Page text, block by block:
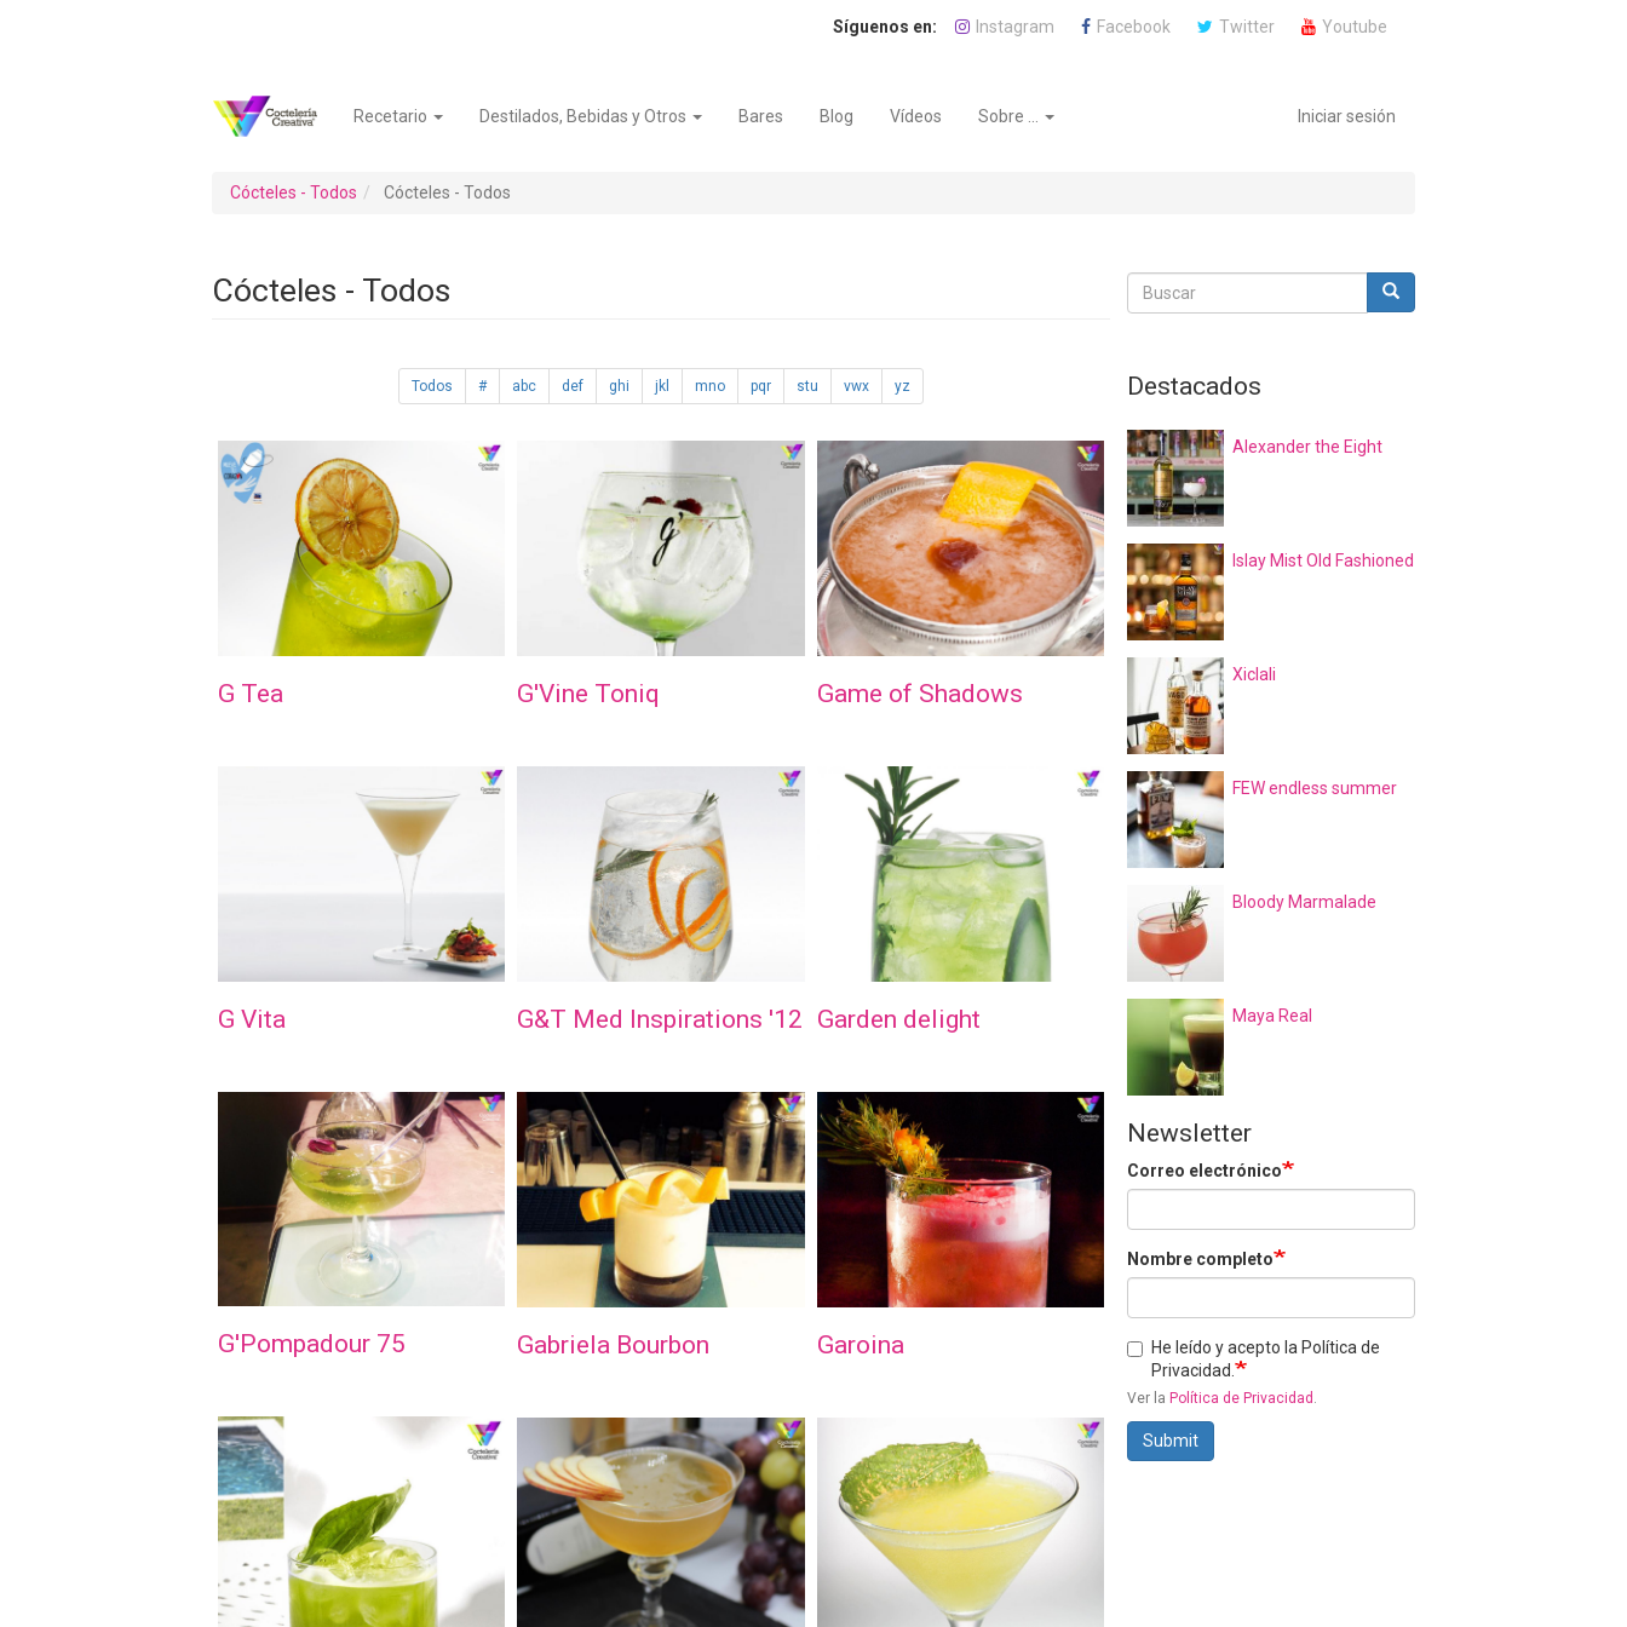
Instagram Facebook Twitter Youtube
NavegaciónRecetario Destilados, Bebidas y Otros Bares Blog Vídeos Sobre ...
Menú
cuenta
de
Iniciar sesión
Cócteles - Todos Cócteles - Todos
Cócteles - Todos
Todos # abc def ghi jkl mno pqr stu vwx yz
G Tea
G Vita
G'Pompadour 75
G'Vine Toniq
G&T Med Inspirations '12
Gabriela Bourbon
Game of Shadows
Garden delight
Garoina
Buscar
Buscar Buscar
Destacados
Alexander the Eight
Islay Mist Old Fashioned
Xiclali
FEW endless summer
Bloody Marmalade
Maya Real
Newsletter
Correo electrónico
Nombre completo
He leído y acepto la Política de
Privacidad.
Ver la Política de Privacidad .
Submit